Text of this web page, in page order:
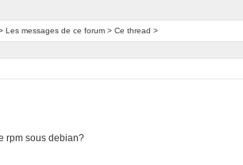
Les messages de ce forum> Ce thread >
rpm sous debian?